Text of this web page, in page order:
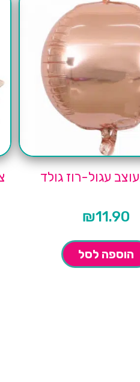
עגול-רוז גולד
₪11.90
הוספה לסל